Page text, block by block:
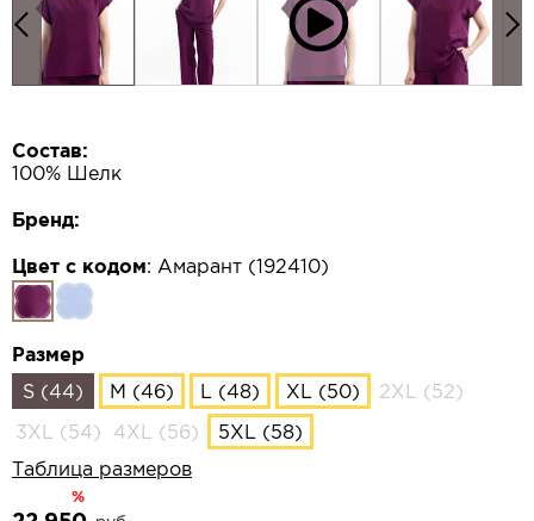
Состав:
100% Шелк
Бренд:
Цвет с кодом: Амарант (192410)
Размер
S (44)
M (46) L (48) XL (50)
2XL (52)
3XL (54)
4XL (56)
5XL (58)
Таблица размеров
%